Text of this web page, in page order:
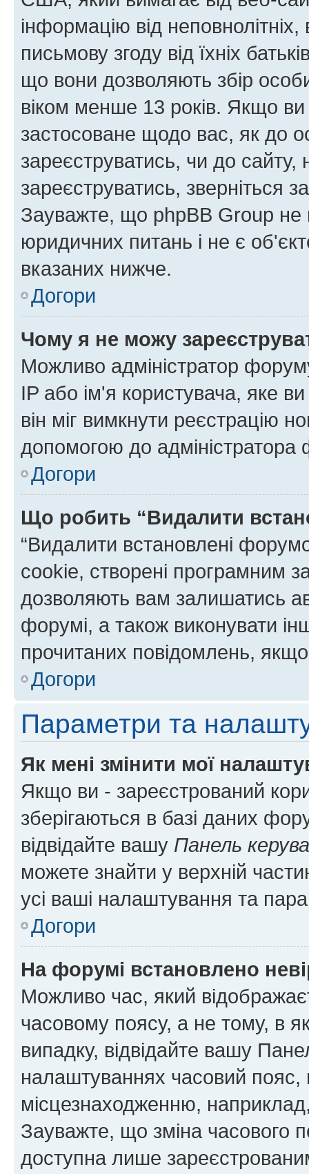
інформацію від
письмову згоду від їхніх
що вони дозволяють збір
віком менше 13 років. Якщо
застосоване щодо вас, як до
зареєструватись, чи до
зареєструватись, зверніться
Зауважте, що phpBB Group не
юридичних питань і не є
вказаних нижче.
Догори
Чому я не можу
Можливо адміністратор
IP або ім'я користувача, яке
він міг вимкнути реєстрацію
допомогою до адміністратора
Догори
Що робить “Видалити
“Видалити встановлені
cookie, створені програмним
дозволяють вам залишатись
форумі, а також виконувати
прочитаних повідомлень,
Догори
Параметри та
Як мені змінити мої
Якщо ви - зареєстрований
зберігаються в базі даних
відвідайте вашу Панель
можете знайти у верхній
усі ваші налаштування та
Догори
На форумі встановлено
Можливо час, який
часовому поясу, а не тому, в
випадку, відвідайте вашу
налаштуваннях часовий пояс,
місцезнаходженню,
Зауважте, що зміна часового
доступна лише